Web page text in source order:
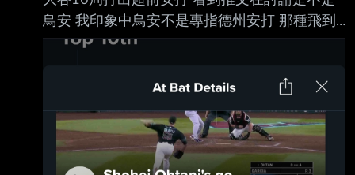
下世界12強冠軍，今年經典賽也扮演 主戰捕
手，蹲捕功力讓火腿決定出手網羅，合約推估是
1年1600萬日圓（約322萬台幣）。 今天火腿二
捕，9下獲得打擊機會，從樂天右 投内星龍手中
掃出中外野
鳥安 我印象中鳥安不是專指德州安打 那種飛到
外野三不管地帶的球嗎？ 還是現在打得不怎樣